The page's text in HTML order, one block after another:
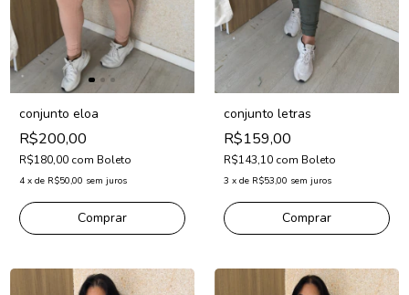
conjunto eloa
R$200,00
R$180,00 com Boleto
4 x de R$50,00 sem juros
Comprar
conjunto letras
R$159,00
R$143,10 com Boleto
3 x de R$53,00 sem juros
Comprar